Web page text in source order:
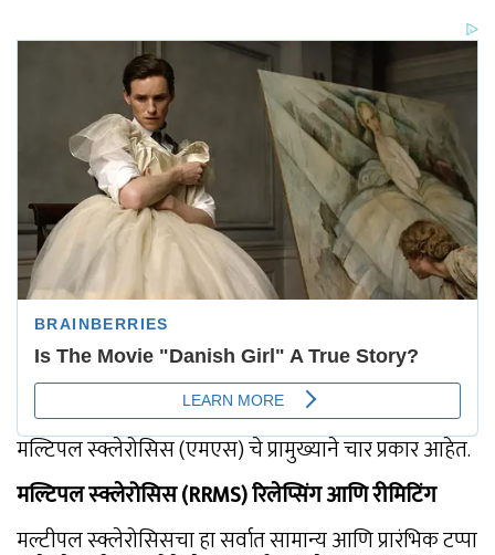
मल्टिपल स्क्लेरोसिस (एमएस) चे प्रामुख्याने चार प्रकार आहेत.
मल्टिपल स्क्लेरोसिस (RRMS) रिलेप्सिंग आणि रीमिटिंग
मल्टीपल स्क्लेरोसिसचा हा सर्वात सामान्य आणि प्रारंभिक टप्पा